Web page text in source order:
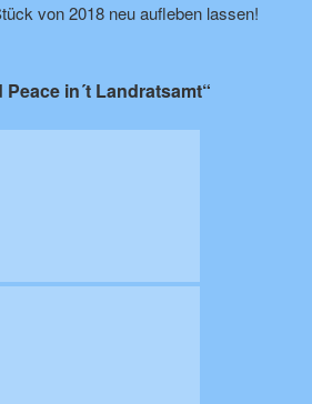
von 2018 neu aufleben lassen!
Peace in´t Landratsamt“